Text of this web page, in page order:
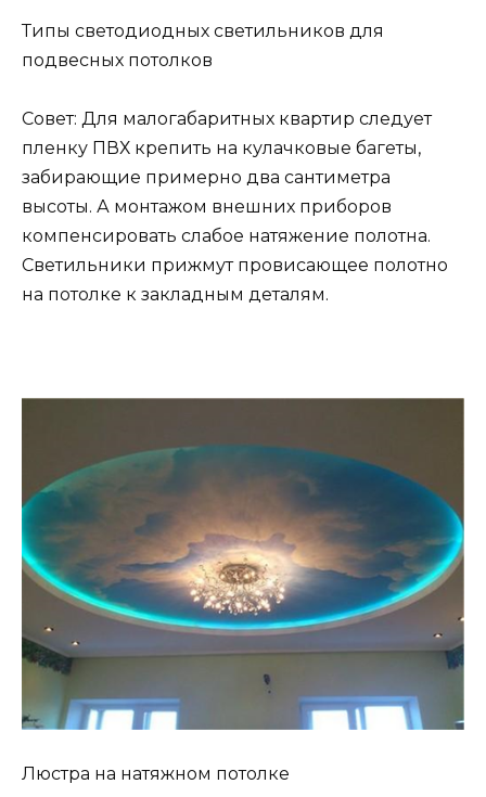
Типы светодиодных светильников для
подвесных потолков
Совет: Для малогабаритных квартир следует
пленку ПВХ крепить на кулачковые багеты,
забирающие примерно два сантиметра
высоты. А монтажом внешних приборов
компенсировать слабое натяжение полотна.
Светильники прижмут провисающее полотно
на потолке к закладным деталям.
Люстра на натяжном потолке